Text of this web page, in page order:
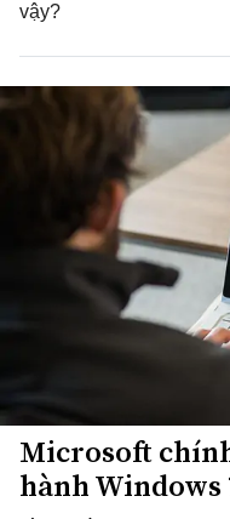
vậy?
Microsoft
hành Windows